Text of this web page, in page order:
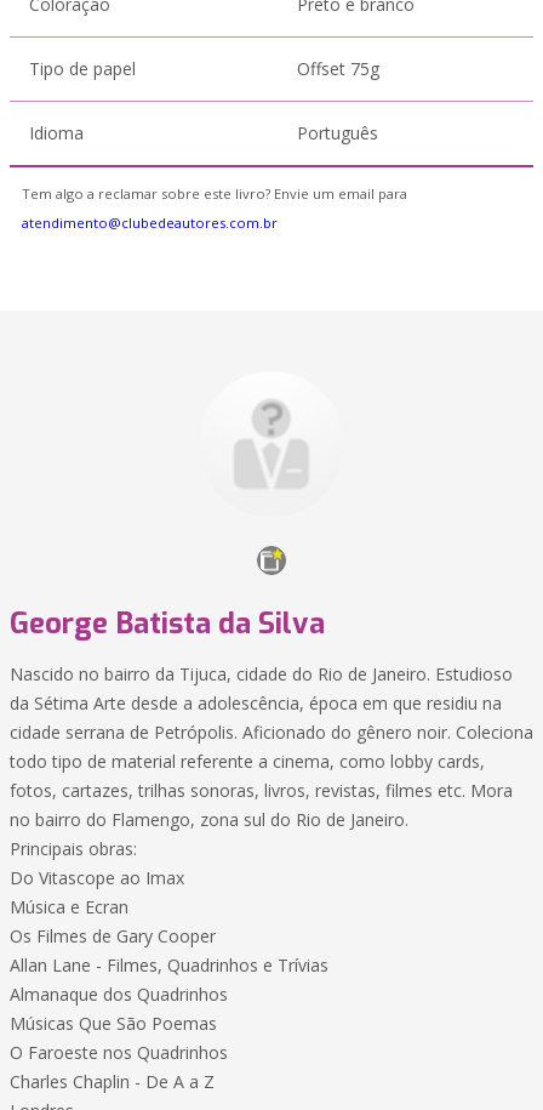
Tipo de papel Offset 75g
Idioma Português
Tem algo a reclamar sobre este livro? Envie um email para
atendimento@clubedeautores.com.br
George Batista da Silva
Nascido no bairro da Tijuca, cidade do Rio de Janeiro. Estudioso
da Sétima Arte desde a adolescência, época em que residiu na
cidade serrana de Petrópolis. Aficionado do gênero noir. Coleciona
todo tipo de material referente a cinema, como lobby cards,
fotos, cartazes, trilhas sonoras, livros, revistas, filmes etc. Mora
no bairro do Flamengo, zona sul do Rio de Janeiro.
Principais obras:
Do Vitascope ao Imax
Música e Ecran
Os Filmes de Gary Cooper
Allan Lane - Filmes, Quadrinhos e Trívias
Almanaque dos Quadrinhos
Músicas Que São Poemas
O Faroeste nos Quadrinhos
Charles Chaplin - De A a Z